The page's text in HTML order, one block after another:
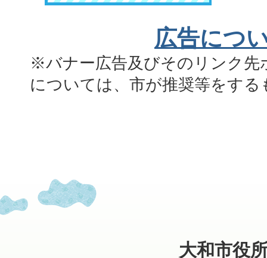
広告につ
※バナー広告及びそのリンク先
については、市が推奨等をす
大和市役